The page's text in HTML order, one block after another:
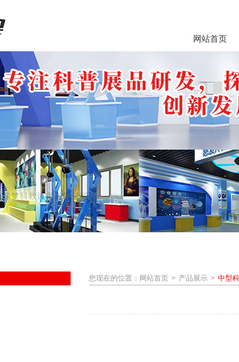
网站首页
您现在的位置： 网站首页 产品展示 中型